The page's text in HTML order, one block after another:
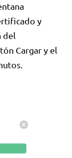
y
del
Cargar y el